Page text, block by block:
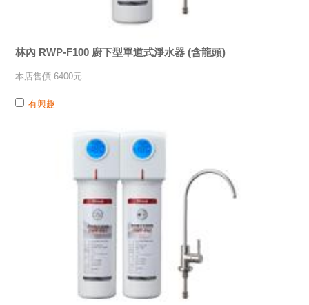
林內 RWP-F100 廚下型單道式淨水器 (含龍頭)
本店售價:6400元
有興趣